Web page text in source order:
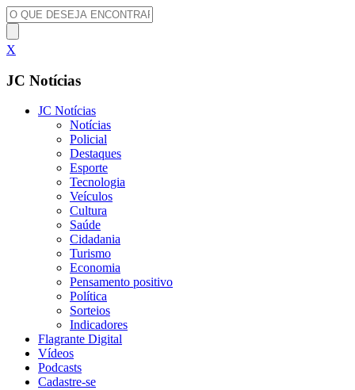
X
JC Notícias
JC Notícias
Notícias
Policial
Destaques
Esporte
Tecnologia
Veículos
Cultura
Saúde
Cidadania
Turismo
Economia
Pensamento positivo
Política
Sorteios
Indicadores
Flagrante Digital
Vídeos
Podcasts
Cadastre-se